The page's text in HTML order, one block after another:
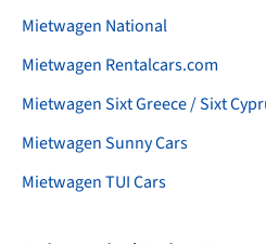
Mietwagen National
Mietwagen Rentalcars.com
Mietwagen Sixt Greece / Sixt
Mietwagen Sunny Cars
Mietwagen TUI Cars